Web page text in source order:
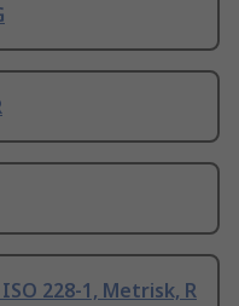
228-1, Metrisk, R